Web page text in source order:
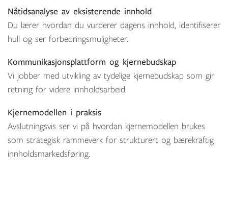
Nåtidsanalyse av eksisterende innhold
Du lærer hvordan du vurderer dagens innhold, identifiserer
hull og ser forbedringsmuligheter.
Kommunikasjonsplattform og kjernebudskap
Vi jobber med utvikling av tydelige kjernebudskap som gir
retning for videre innholdsarbeid.
Kjernemodellen i praksis
Avslutningsvis ser vi på hvordan kjernemodellen brukes
som strategisk rammeverk for strukturert og bærekraftig
innholdsmarkedsføring.